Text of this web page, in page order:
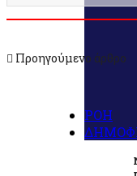
Προηγούμενο άρθρο
ΡΟΗ